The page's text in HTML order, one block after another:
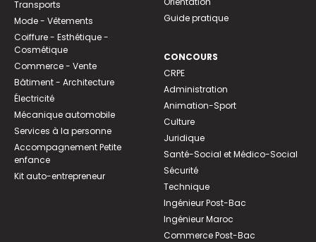
Transports
Mode - Vêtements
Coiffure - Esthétique -
Cosmétique
Commerce - Vente
Bâtiment - Architecture
Électricité
Mécanique automobile
Services à la personne
Accompagnement Petite
enfance
Kit auto-entrepreneur
Guide pratique
CONCOURS
CRPE
Administration
Animation-Sport
Culture
Juridique
Santé-Social et Médico-Social
Sécurité
Technique
Ingénieur Post-Bac
Ingénieur Maroc
Commerce Post-Bac